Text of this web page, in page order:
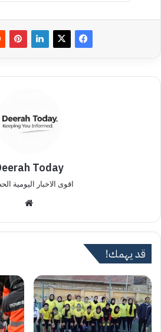
Today
اقوى الاخبار اليومية
الوي
قد يهمك!